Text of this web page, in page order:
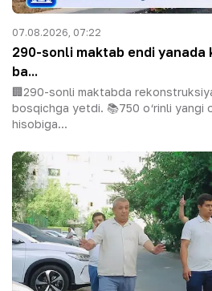
07.08.2026, 07:22
290-sonli maktab endi yanada
ba...
🏢290-sonli maktabda
bosqichga yetdi. 📚750 o‘rinli yangi
hisobiga...